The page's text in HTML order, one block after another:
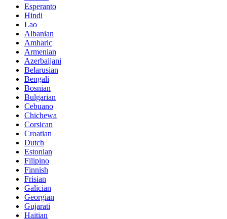
Esperanto
Hindi
Lao
Albanian
Amharic
Armenian
Azerbaijani
Belarusian
Bengali
Bosnian
Bulgarian
Cebuano
Chichewa
Corsican
Croatian
Dutch
Estonian
Filipino
Finnish
Frisian
Galician
Georgian
Gujarati
Haitian